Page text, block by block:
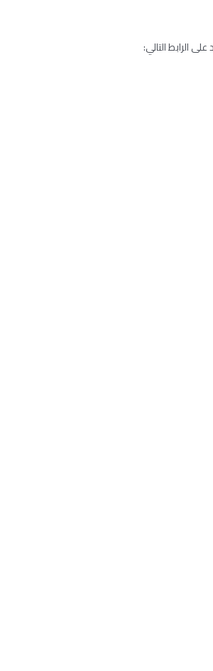
الرابط التالي: